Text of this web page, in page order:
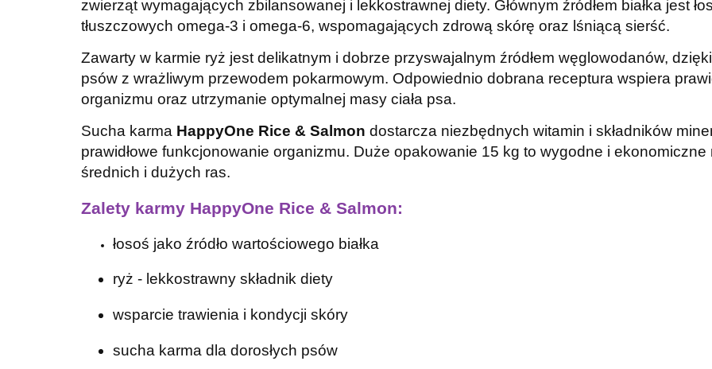
zwierząt wymagających zbilansowanej i lekkostrawnej diety. Głównym źródłem białka jest
tłuszczowych omega-3 i omega-6, wspomagających zdrową skórę oraz lśniącą sierść.
Zawarty w karmie ryż jest delikatnym i dobrze przyswajalnym źródłem węglowodanów,
psów z wrażliwym przewodem pokarmowym. Odpowiednio dobrana receptura wspiera
organizmu oraz utrzymanie optymalnej masy ciała psa.
Sucha karma HappyOne Rice & Salmon dostarcza niezbędnych witamin i składników
prawidłowe funkcjonowanie organizmu. Duże opakowanie 15 kg to wygodne i
średnich i dużych ras.
Zalety karmy HappyOne Rice & Salmon:
łosoś jako źródło wartościowego białka
ryż - lekkostrawny składnik diety
wsparcie trawienia i kondycji skóry
sucha karma dla dorosłych psów